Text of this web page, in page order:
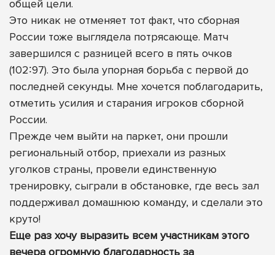
общей цели.
Это никак не отменяет тот факт, что сборная
России тоже выглядела потрясающе. Матч
завершился с разницей всего в пять очков
(102∶97). Это была упорная борьба с первой до
последней секунды. Мне хочется поблагодарить,
отметить усилия и старания игроков сборной
России.
Прежде чем выйти на паркет, они прошли
региональный отбор, приехали из разных
уголков страны, провели единственную
тренировку, сыграли в обстановке, где весь зал
поддерживал домашнюю команду, и сделали это
круто!
Еще раз хочу выразить всем участникам этого
вечера огромную благодарность за